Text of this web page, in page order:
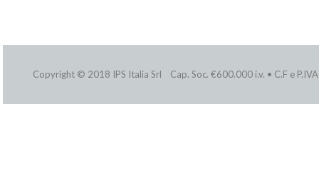
Copyright © 2018 IPS Italia Srl Cap. Soc. €600.000 i.v. • C.F e